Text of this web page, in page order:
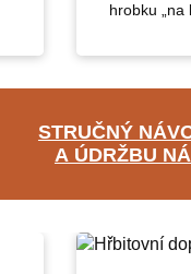
hrobku „na
STRUČNÝ
A ÚDRŽBU